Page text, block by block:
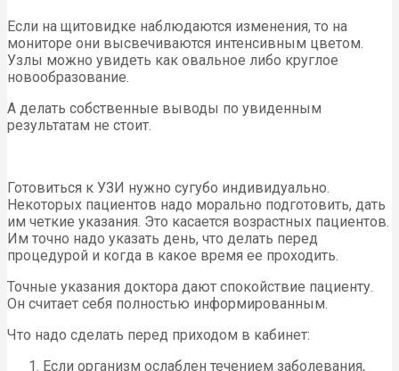
Если на щитовидке наблюдаются изменения, то на
мониторе они высвечиваются интенсивным цветом.
Узлы можно увидеть как овальное либо круглое
новообразование.
А делать собственные выводы по увиденным
результатам не стоит.
Готовиться к УЗИ нужно сугубо индивидуально.
Некоторых пациентов надо морально подготовить, дать
им четкие указания. Это касается возрастных пациентов.
Им точно надо указать день, что делать перед
процедурой и когда в какое время ее проходить.
Точные указания доктора дают спокойствие пациенту.
Он считает себя полностью информированным.
Что надо сделать перед приходом в кабинет:
Если организм ослаблен течением заболевания,